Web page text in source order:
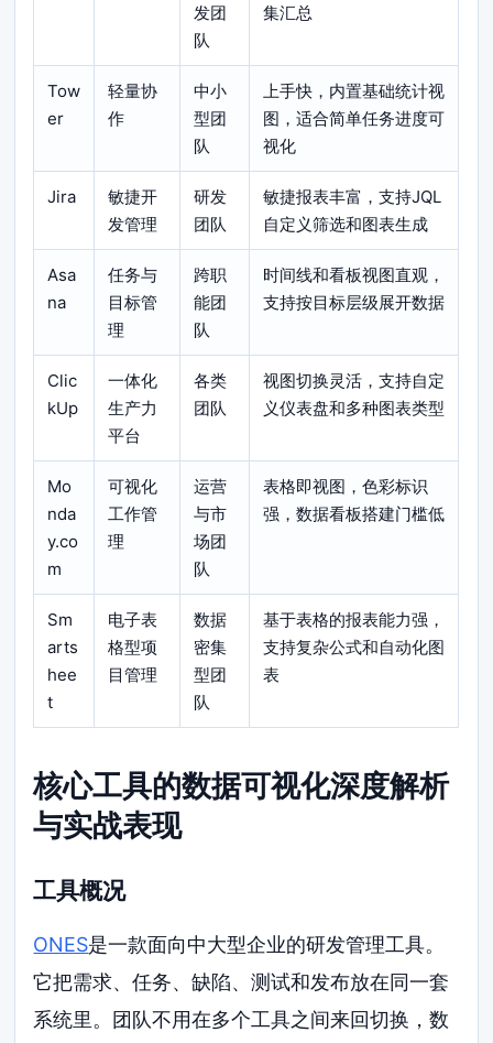
发团
队
集汇总
Tow
er
轻量协
作
中小
型团
队
上手快，内置基础统计视
图，适合简单任务进度可
视化
Jira
敏捷开
发管理
研发
团队
敏捷报表丰富，支持JQL
自定义筛选和图表生成
Asa
na
任务与
目标管
理
跨职
能团
队
时间线和看板视图直观，
支持按目标层级展开数据
Clic
kUp
一体化
生产力
平台
各类
团队
视图切换灵活，支持自定
义仪表盘和多种图表类型
Mo
nda
y.co
m
可视化
工作管
理
运营
与市
场团
队
表格即视图，色彩标识
强，数据看板搭建门槛低
Sm
arts
hee
t
电子表
格型项
目管理
数据
密集
型团
队
基于表格的报表能力强，
支持复杂公式和自动化图
表
核心工具的数据可视化深度解析
与实战表现
工具概况
ONES是一款面向中大型企业的研发管理工具。
它把需求、任务、缺陷、测试和发布放在同一套
系统里。团队不用在多个工具之间来回切换，数